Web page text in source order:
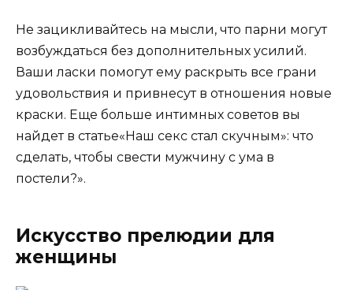
Не зацикливайтесь на мысли, что парни могут
возбуждаться без дополнительных усилий.
Ваши ласки помогут ему раскрыть все грани
удовольствия и привнесут в отношения новые
краски. Еще больше интимных советов вы
найдет в статье«Наш секс стал скучным»: что
сделать, чтобы свести мужчину с ума в
постели?».
Искусство прелюдии для
женщины